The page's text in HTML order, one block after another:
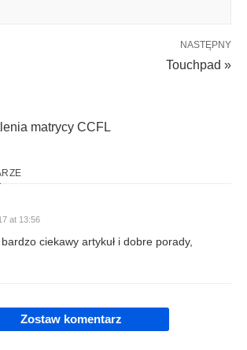
NASTĘPNY
Touchpad »
matrycy CCFL
at 13:56
ciekawy artykuł i dobre porady,
Zostaw komentarz